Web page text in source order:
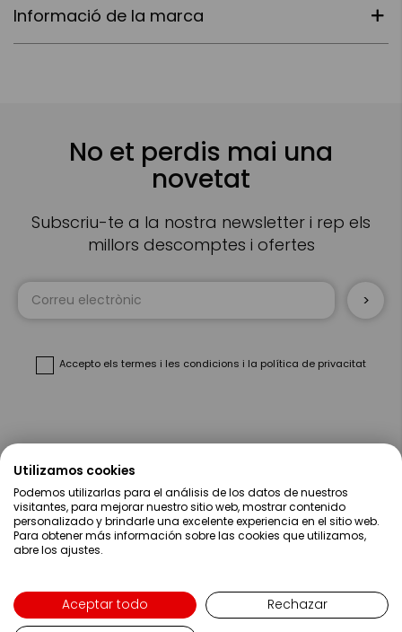
Informació de la marca
No et perdis mai una
novetat
Subscriu-te a la nostra newsletter i rep els
millors descomptes i ofertes
Sign
Accepto els termes i les condicions i la política de privacitat
Sobre Nosaltres
Ajuda
Compres
Contacte
Utilizamos cookies
Podemos utilizarlas para el análisis de los datos de nuestros
visitantes, para mejorar nuestro sitio web, mostrar contenido
personalizado y brindarle una excelente experiencia en el sitio web.
Para obtener más información sobre las cookies que utilizamos,
abre los ajustes.
Aceptar todo
Rechazar